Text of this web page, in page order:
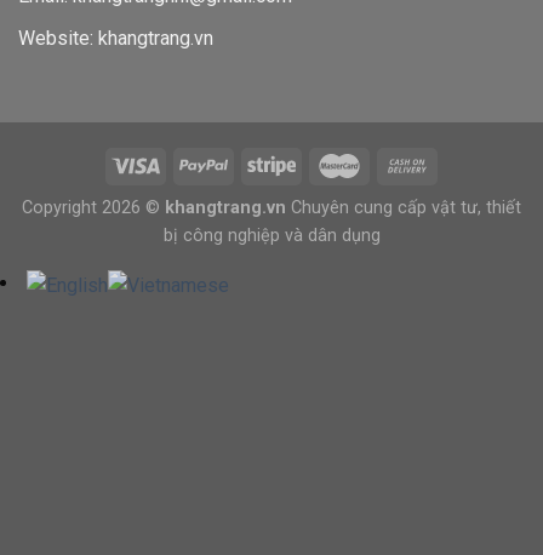
Website: khangtrang.vn
Copyright 2026 © khangtrang.vn Chuyên cung cấp vật tư, thiết
bị công nghiệp và dân dụng